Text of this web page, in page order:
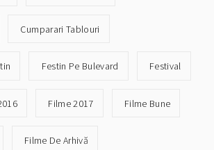
Cumparari Tablouri
Festin Pe Bulevard Festival
Filme 2017 Filme Bune
Filme De Arhivă